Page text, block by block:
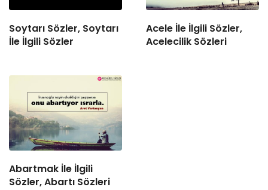
Soytarı Sözler, Soytarı
İle İlgili Sözler
Acele İle İlgili Sözler,
Acelecilik Sözleri
Abartmak İle İlgili
Sözler, Abartı Sözleri